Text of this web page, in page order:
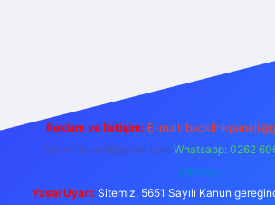
Reklam ve İletişim: E-mail:
forumhizmeti@gmail.com Whatsapp: 0262
@karabul
Yasal Uyarı: Sitemiz, 5651 Sayılı Kanun